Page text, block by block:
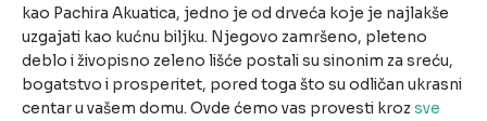
kao Pachira Akuatica, jedno je od drveća koje je najlakše
uzgajati kao kućnu biljku. Njegovo zamršeno, pleteno
deblo i živopisno zeleno lišće postali su sinonim za sreću,
bogatstvo i prosperitet, pored toga što su odličan ukrasni
centar u vašem domu. Ovde ćemo vas provesti kroz sve